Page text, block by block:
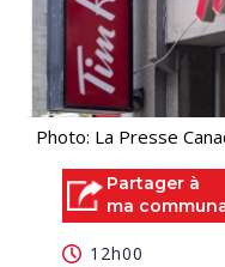
Photo: La Presse
Partager à
ma
12h00